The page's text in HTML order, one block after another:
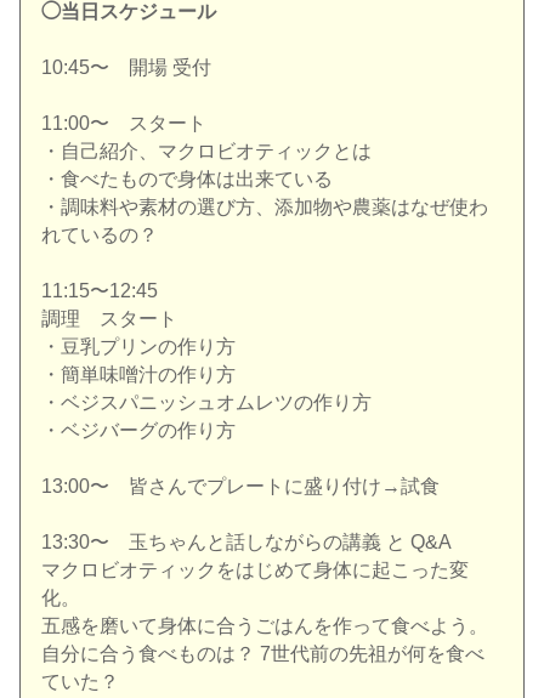
◯当日スケジュール
10:45〜 開場 受付
11:00〜 スタート
・自己紹介、マクロビオティックとは
・食べたもので身体は出来ている
・調味料や素材の選び方、添加物や農薬はなぜ使わ
れているの？
11:15〜12:45
調理 スタート
・豆乳プリンの作り方
・簡単味噌汁の作り方
・ベジスパニッシュオムレツの作り方
・ベジバーグの作り方
13:00〜 皆さんでプレートに盛り付け→試食
13:30〜 玉ちゃんと話しながらの講義 と Q&A
マクロビオティックをはじめて身体に起こった変
化。
五感を磨いて身体に合うごはんを作って食べよう。
自分に合う食べものは？ 7世代前の先祖が何を食べ
ていた？